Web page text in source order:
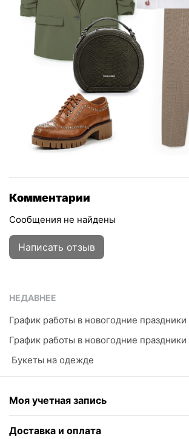
Комментарии
Сообщения не найдены
Написать отзыв
НЕДАВНЕЕ
График работы в новогодние
График работы в новогодние
​ Букеты на одежде
Моя учетная запись
Доставка и оплата